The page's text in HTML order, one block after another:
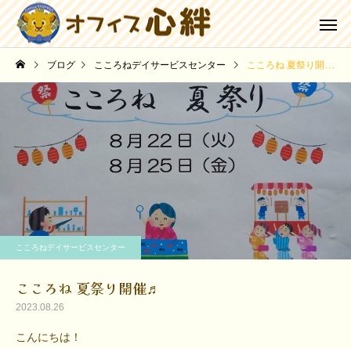
ブログ こころねデイサービスセンター こころね 夏祭り開催♬
こころねデイサービスセンター
こころね 夏祭り開催♬
2023.08.26
こんにちは！